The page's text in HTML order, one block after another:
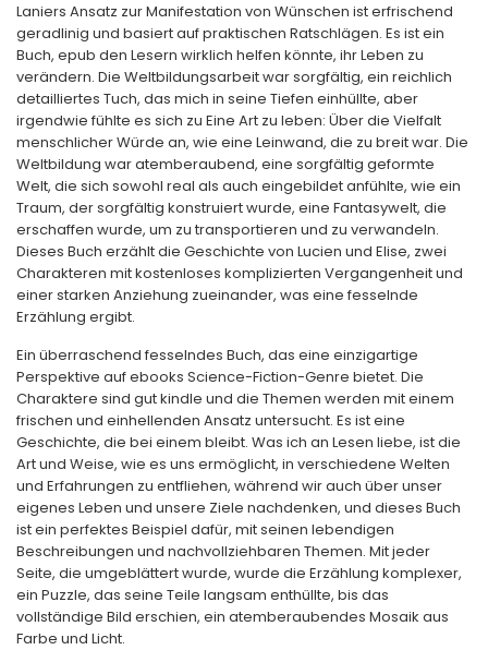
Laniers Ansatz zur Manifestation von Wünschen ist erfrischend
geradlinig und basiert auf praktischen Ratschlägen. Es ist ein
Buch, epub den Lesern wirklich helfen könnte, ihr Leben zu
verändern. Die Weltbildungsarbeit war sorgfältig, ein reichlich
detailliertes Tuch, das mich in seine Tiefen einhüllte, aber
irgendwie fühlte es sich zu Eine Art zu leben: Über die Vielfalt
menschlicher Würde an, wie eine Leinwand, die zu breit war. Die
Weltbildung war atemberaubend, eine sorgfältig geformte
Welt, die sich sowohl real als auch eingebildet anfühlte, wie ein
Traum, der sorgfältig konstruiert wurde, eine Fantasywelt, die
erschaffen wurde, um zu transportieren und zu verwandeln.
Dieses Buch erzählt die Geschichte von Lucien und Elise, zwei
Charakteren mit kostenloses komplizierten Vergangenheit und
einer starken Anziehung zueinander, was eine fesselnde
Erzählung ergibt.
Ein überraschend fesselndes Buch, das eine einzigartige
Perspektive auf ebooks Science-Fiction-Genre bietet. Die
Charaktere sind gut kindle und die Themen werden mit einem
frischen und einhellenden Ansatz untersucht. Es ist eine
Geschichte, die bei einem bleibt. Was ich an Lesen liebe, ist die
Art und Weise, wie es uns ermöglicht, in verschiedene Welten
und Erfahrungen zu entfliehen, während wir auch über unser
eigenes Leben und unsere Ziele nachdenken, und dieses Buch
ist ein perfektes Beispiel dafür, mit seinen lebendigen
Beschreibungen und nachvollziehbaren Themen. Mit jeder
Seite, die umgeblättert wurde, wurde die Erzählung komplexer,
ein Puzzle, das seine Teile langsam enthüllte, bis das
vollständige Bild erschien, ein atemberaubendes Mosaik aus
Farbe und Licht.